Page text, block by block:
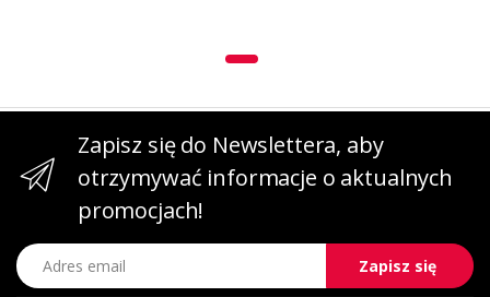
Zapisz się do Newslettera, aby
otrzymywać informacje o aktualnych
promocjach!
Adres email
Zapisz się